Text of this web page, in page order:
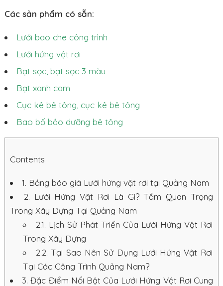
Các sản phẩm có sẵn:
Lưới bao che công trình
Lưới hứng vật rơi
Bạt sọc, bạt sọc 3 màu
Bạt xanh cam
Cục kê bê tông, cục kê bê tông
Bao bố bảo dưỡng bê tông
Contents
1. Bảng báo giá Lưới hứng vật rơi tại Quảng Nam
2. Lưới Hứng Vật Rơi Là Gì? Tầm Quan Trọng
Trong Xây Dựng Tại Quảng Nam
2.1. Lịch Sử Phát Triển Của Lưới Hứng Vật Rơi
Trong Xây Dựng
2.2. Tại Sao Nên Sử Dụng Lưới Hứng Vật Rơi
Tại Các Công Trình Quảng Nam?
3. Đặc Điểm Nổi Bật Của Lưới Hứng Vật Rơi Cung